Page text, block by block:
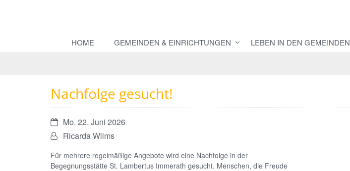
HOME GEMEINDEN & EINRICHTUNGEN LEBEN IN DEN GEMEINDEN
Nachfolge gesucht!
Datum:Mo. 22. Juni 2026
Von:Ricarda Wilms
Für mehrere regelmäßige Angebote wird eine Nachfolge in der
Begegnungsstätte St. Lambertus Immerath gesucht. Menschen, die Freude